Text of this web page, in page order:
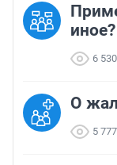
иное?
6 530
О
5 777